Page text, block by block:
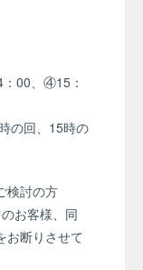
00、④15：
の回、15時の
検討の方
お客様、同
お断りさせて